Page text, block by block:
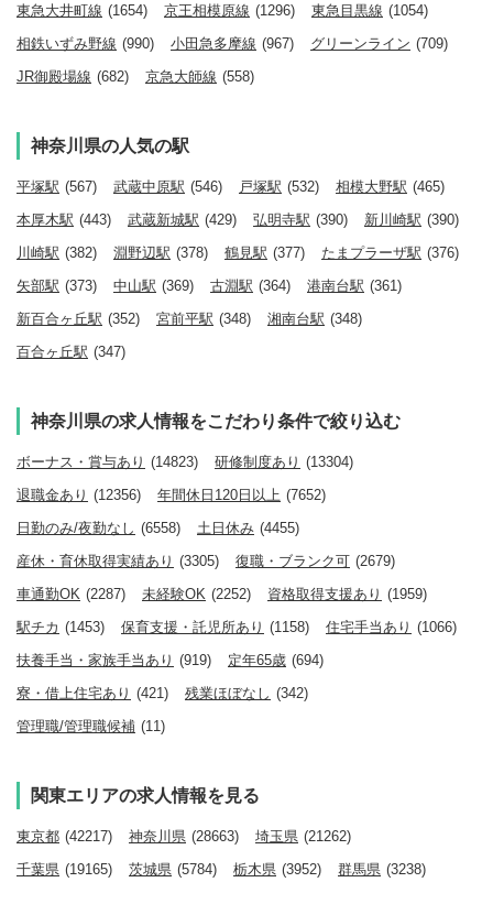
東急大井町線 (1654) 京王相模原線 (1296) 東急目黒線 (1054)
相鉄いずみ野線 (990) 小田急多摩線 (967) グリーンライン (709)
JR御殿場線 (682) 京急大師線 (558)
神奈川県の人気の駅
平塚駅 (567) 武蔵中原駅 (546) 戸塚駅 (532) 相模大野駅 (465)
本厚木駅 (443) 武蔵新城駅 (429) 弘明寺駅 (390) 新川崎駅 (390)
川崎駅 (382) 淵野辺駅 (378) 鶴見駅 (377) たまプラーザ駅 (376)
矢部駅 (373) 中山駅 (369) 古淵駅 (364) 港南台駅 (361)
新百合ヶ丘駅 (352) 宮前平駅 (348) 湘南台駅 (348)
百合ヶ丘駅 (347)
神奈川県の求人情報をこだわり条件で絞り込む
ボーナス・賞与あり (14823) 研修制度あり (13304)
退職金あり (12356) 年間休日120日以上 (7652)
日勤のみ/夜勤なし (6558) 土日休み (4455)
産休・育休取得実績あり (3305) 復職・ブランク可 (2679)
車通勤OK (2287) 未経験OK (2252) 資格取得支援あり (1959)
駅チカ (1453) 保育支援・託児所あり (1158) 住宅手当あり (1066)
扶養手当・家族手当あり (919) 定年65歳 (694)
寮・借上住宅あり (421) 残業ほぼなし (342)
管理職/管理職候補 (11)
関東エリアの求人情報を見る
東京都 (42217) 神奈川県 (28663) 埼玉県 (21262)
千葉県 (19165) 茨城県 (5784) 栃木県 (3952) 群馬県 (3238)